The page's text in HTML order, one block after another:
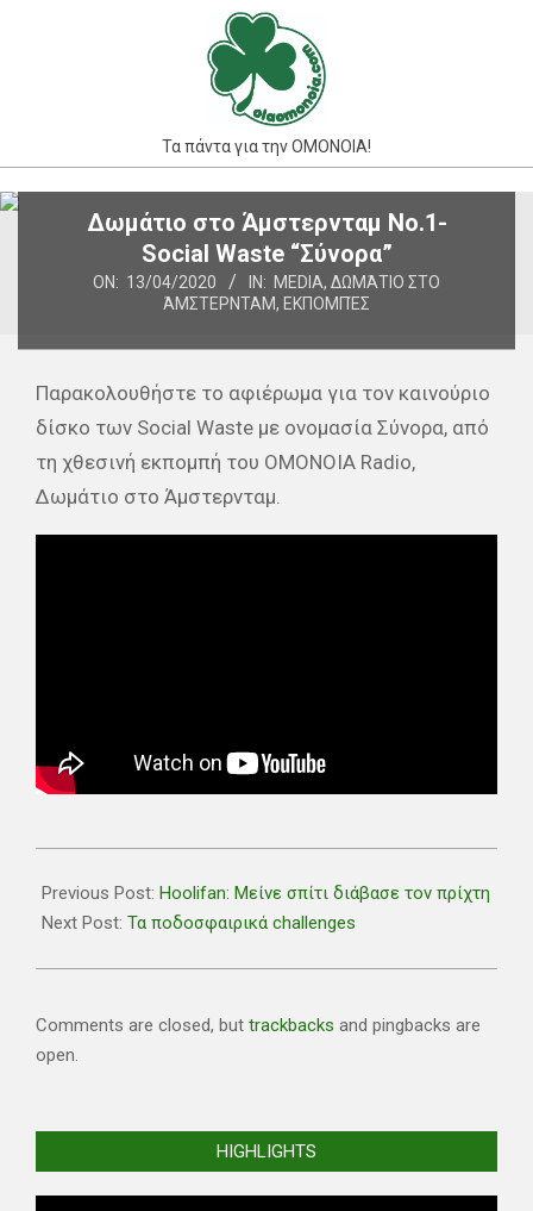
Τα πάντα για την ΟΜΟΝΟΙΑ!
Primary
Δωμάτιο στο Άμστερνταμ Νο.1-
Social Waste “Σύνορα”
ON: 13/04/2020 IN: MEDIA, ΔΩΜΆΤΙΟ ΣΤΟ
ΆΜΣΤΕΡΝΤΑΜ, ΕΚΠΟΜΠΈΣ
Παρακολουθήστε το αφιέρωμα για τον καινούριο
δίσκο των Social Waste με ονομασία Σύνορα, από
τη χθεσινή εκπομπή του ΟΜΟΝΟΙΑ Radio,
Δωμάτιο στο Άμστερνταμ.
04-
13
Previous Post: Hoolifan: Μείνε σπίτι διάβασε τον πρίχτη
Next Post: Τα ποδοσφαιρικά challenges
Comments are closed, but trackbacks and pingbacks are
open.
HIGHLIGHTS